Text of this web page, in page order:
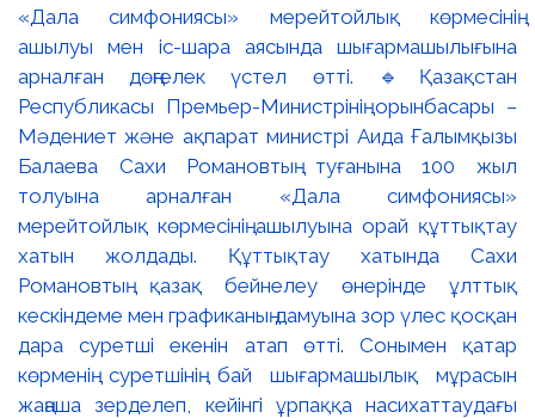
«Дала симфониясы» мерейтойлық көрмесінің
ашылуы мен іс-шара аясында шығармашылығына
арналған дөңгелек үстел өтті. 🔹Қазақстан
Республикасы Премьер-Министрінің орынбасары –
Мәдениет және ақпарат министрі Аида Ғалымқызы
Балаева Сахи Романовтың туғанына 100 жыл
толуына арналған «Дала симфониясы»
мерейтойлық көрмесінің ашылуына орай құттықтау
хатын жолдады. Құттықтау хатында Сахи
Романовтың қазақ бейнелеу өнерінде ұлттық
кескіндеме мен графиканың дамуына зор үлес қосқан
дара суретші екенін атап өтті. Сонымен қатар
көрменің суретшінің бай шығармашылық мұрасын
жаңаша зерделеп, кейінгі ұрпаққа насихаттаудағы